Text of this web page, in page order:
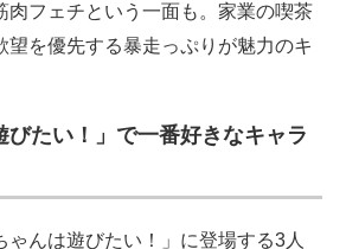
肉フェチという一面も。家業の喫茶
望を優先する暴走っぷりが魅力のキ
びたい！」で一番好きなキャラ
んは遊びたい！」に登場する3人